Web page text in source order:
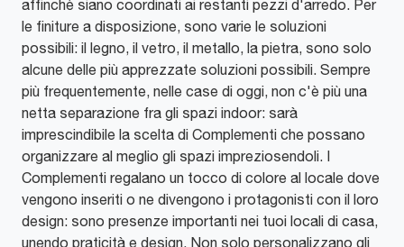
affinchè siano coordinati ai restanti pezzi d'arredo. Per
le finiture a disposizione, sono varie le soluzioni
possibili: il legno, il vetro, il metallo, la pietra, sono solo
alcune delle più apprezzate soluzioni possibili. Sempre
più frequentemente, nelle case di oggi, non c'è più una
netta separazione fra gli spazi indoor: sarà
imprescindibile la scelta di Complementi che possano
organizzare al meglio gli spazi impreziosendoli. I
Complementi regalano un tocco di colore al locale dove
vengono inseriti o ne divengono i protagonisti con il loro
design: sono presenze importanti nei tuoi locali di casa,
unendo praticità e design. Non solo personalizzano gli